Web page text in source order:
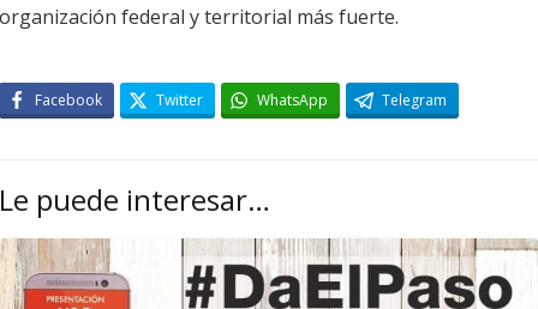
organización federal y territorial más fuerte.
Facebook Twitter WhatsApp Telegram
Le puede interesar…